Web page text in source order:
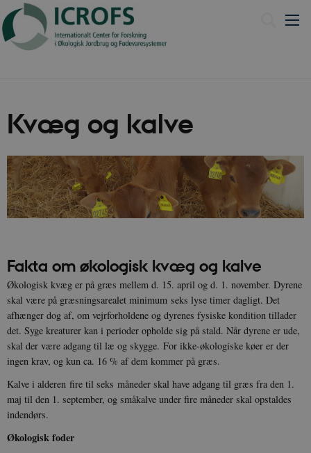
Kvæg og kalve
Fakta om økologisk kvæg og kalve
Økologisk kvæg er på græs mellem d. 15. april og d. 1. november. Dyrene
skal være på græsningsarealet minimum seks lyse timer dagligt. Det
afhænger dog af, om vejrforholdene og dyrenes fysiske kondition tillader
det. Syge kreaturer kan i perioder opholde sig på stald. Når dyrene er ude,
skal der være adgang til læ og skygge. For ikke-økologiske køer er der
ingen krav, og kun ca. 16 % af dem kommer på græs.
Kalve i alderen fire til seks måneder skal have adgang til græs fra den 1.
maj til den 1. september, og småkalve under fire måneder skal opstaldes
indendørs.
Økologisk foder